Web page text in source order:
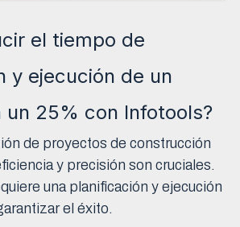
el tiempo de
y ejecución de un
un 25% con Infotools?
de proyectos de construcción
y precisión son cruciales.
una planificación y ejecución
el éxito.